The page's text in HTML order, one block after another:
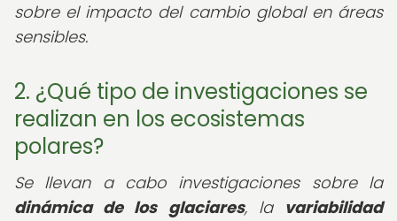
sobre el impacto del cambio global en áreas
sensibles.
2. ¿Qué tipo de investigaciones se
realizan en los ecosistemas
polares?
Se llevan a cabo investigaciones sobre la
dinámica de los glaciares, la variabilidad